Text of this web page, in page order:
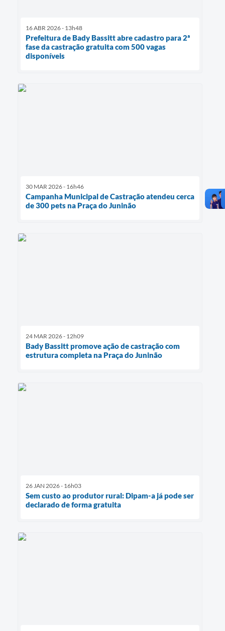
16 ABR 2026 - 13h48
Prefeitura de Bady Bassitt abre cadastro para 2ª
fase da castração gratuita com 500 vagas
disponíveis
30 MAR 2026 - 16h46
Campanha Municipal de Castração atendeu cerca
de 300 pets na Praça do Juninão
24 MAR 2026 - 12h09
Bady Bassitt promove ação de castração com
estrutura completa na Praça do Juninão
26 JAN 2026 - 16h03
Sem custo ao produtor rural: Dipam-a já pode ser
declarado de forma gratuita